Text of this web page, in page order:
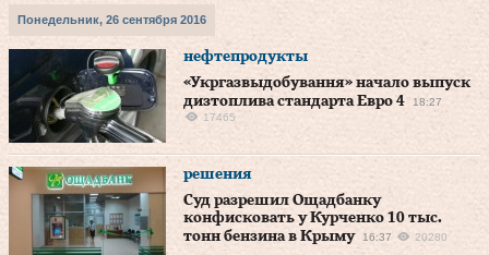
Понедельник, 26 сентября 2016
нефтепродукты
«Укргазвыдобування» начало выпуск
дизтоплива стандарта Евро 4
18:27
17465
решения
Суд разрешил Ощадбанку
конфисковать у Курченко 10 тыс.
тонн бензина в Крыму
16:37 20280